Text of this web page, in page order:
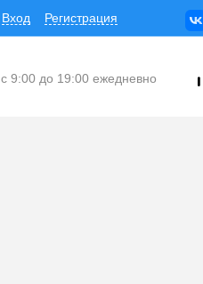
Вход Регистрация
с 9:00 до 19:00 ежедневно